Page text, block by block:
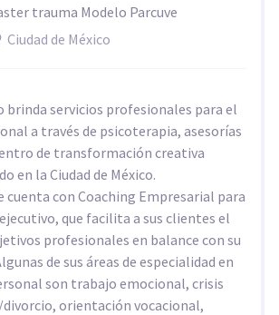
trauma Modelo Parcuve
Ciudad de México
brinda servicios profesionales para el
a través de psicoterapia, asesorías
de transformación creativa
en la Ciudad de México.
con Coaching Empresarial para
que facilita a sus clientes el
profesionales en balance con su
de sus áreas de especialidad en
son trabajo emocional, crisis
orientación vocacional,